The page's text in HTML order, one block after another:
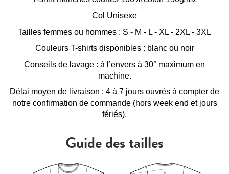
Col Unisexe
Tailles femmes ou hommes : S - M - L - XL - 2XL - 3XL
Couleurs T-shirts disponibles : blanc ou noir
Conseils de lavage : à l’envers à 30° maximum en
machine.
Délai moyen de livraison : 4 à 7 jours ouvrés à compter de
notre confirmation de commande (hors week end et jours
fériés).
Guide des tailles